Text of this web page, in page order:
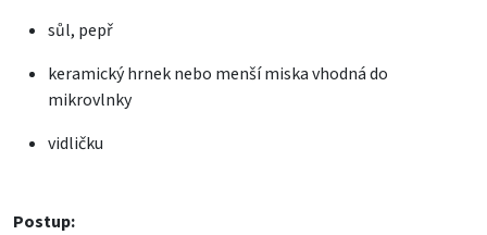
sůl, pepř
keramický hrnek nebo menší miska vhodná do
mikrovlnky
vidličku
Postup: